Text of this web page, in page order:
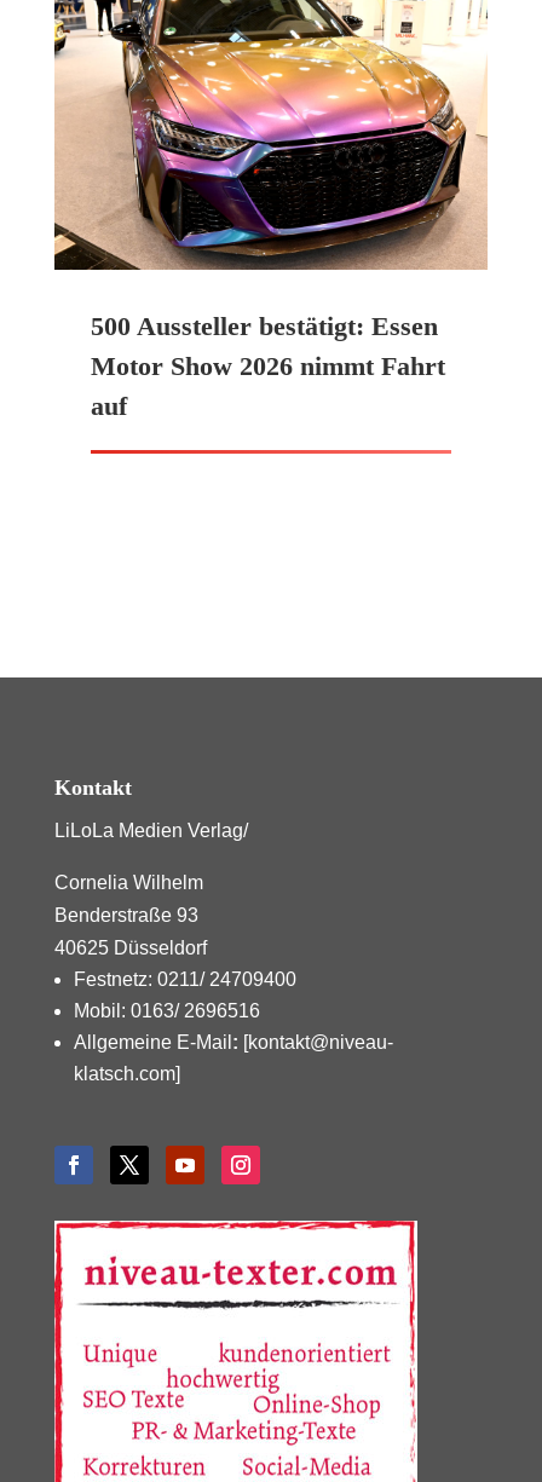
500 Aussteller bestätigt: Essen
Motor Show 2026 nimmt Fahrt
auf
Kontakt
LiLoLa Medien Verlag/
Cornelia Wilhelm
Benderstraße 93
40625 Düsseldorf
Festnetz: 0211/ 24709400
Mobil: 0163/ 2696516
Allgemeine E-Mail : [kontakt@niveau-
klatsch.com]